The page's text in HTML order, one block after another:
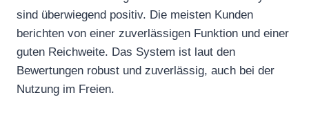
sind überwiegend positiv. Die meisten Kunden
berichten von einer zuverlässigen Funktion und einer
guten Reichweite. Das System ist laut den
Bewertungen robust und zuverlässig, auch bei der
Nutzung im Freien.